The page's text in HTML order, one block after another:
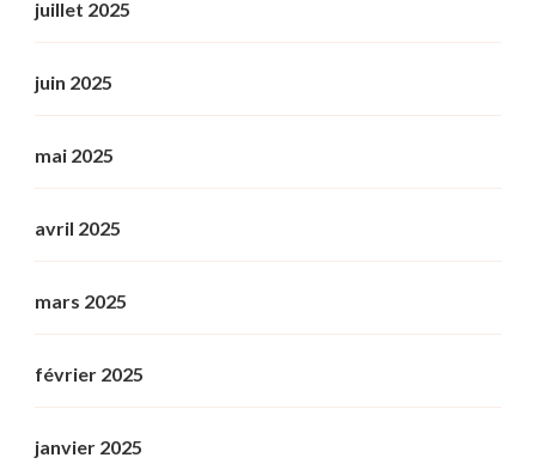
juillet 2025
juin 2025
mai 2025
avril 2025
mars 2025
février 2025
janvier 2025